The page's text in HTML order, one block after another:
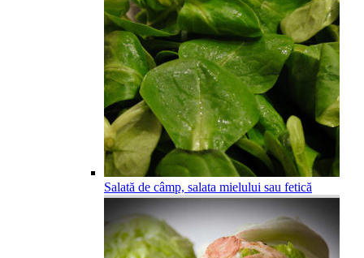
Salată de câmp, salata mielului sau fetică